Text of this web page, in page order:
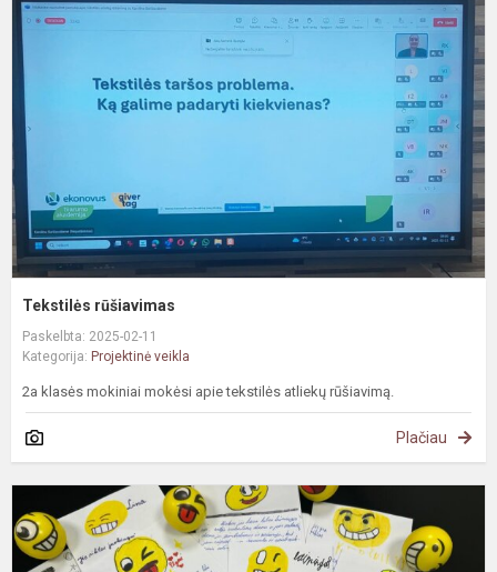
Tekstilės rūšiavimas
Paskelbta: 2025-02-11
Kategorija: Projektinė veikla
2a klasės mokiniai mokėsi apie tekstilės atliekų rūšiavimą.
Plačiau